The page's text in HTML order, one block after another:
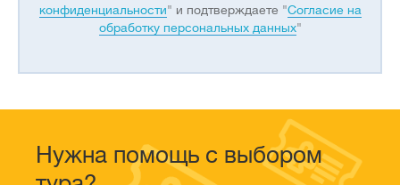
конфиденциальности" и подтверждаете "Согласие на
обработку персональных данных"
Нужна помощь с выбором